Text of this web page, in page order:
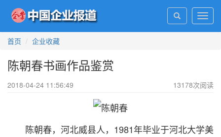
首页
企业收藏
陈朝春书画作品鉴赏
2018-04-24 11:56:49 13178次阅读
陈朝春，河北威县人，1981年毕业于河北大学美